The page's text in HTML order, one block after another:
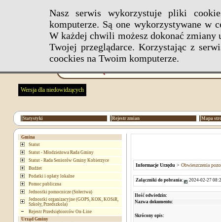
Nasz serwis wykorzystuje pliki
komputerze. Są one wykorzystywane w
W każdej chwili możesz dokonać
Twojej przeglądarce. Korzystając z
coockies na Twoim komputerze.
Wersja dla niedowidzących
Statystyki Rejestr zmian Mapa
Gmina
Statut
Statut - Młodzieżowa Rada Gminy
Statut - Rada Seniorów Gminy Kobierzyce
Budżet
Podatki i opłaty lokalne
Pomoc publiczna
Jednostki pomocnicze (Sołectwa)
Jednostki organizacyjne (GOPS, KOK, KOSiR,
Szkoły, Przedszkola)
Rejestr Przedsiębiorców On-Line
Urząd Gminy
Informacje Urzędu > Obwieszczenia
Załączniki do pobrania: 2024-02-27
Ilość odwiedzin:
Nazwa dokumentu:
Skrócony opis: